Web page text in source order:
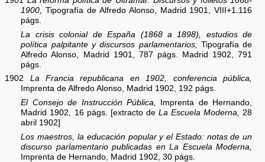
1900,
Tipografía de Alfredo Alonso, Madrid 1901, VIII+1.116
págs.
La crisis colonial de España (1868 a 1898), estudios de
política palpitante y discursos parlamentarios,
Tipografía de
Alfredo Alonso, Madrid 1901, 787 págs. Madrid 1902, 791
págs.
1902 La Francia republicana en 1902, conferencia pública,
Imprenta de Alfredo Alonso, Madrid 1902, 192 págs.
El Consejo de Instrucción Pública, Imprenta de Hernando,
Madrid 1902, 16 págs. [extracto de La Escuela Moderna, 28
abril 1902]
Los maestros, la educación popular y el Estado: notas de un
discurso parlamentario publicadas en La Escuela Moderna,
Imprenta de Hernando, Madrid 1902, 30 págs.